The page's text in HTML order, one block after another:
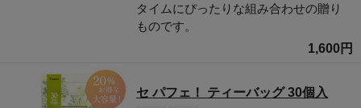
タイムにぴったりな組み合わせの贈り
ものです。
1,600円
セ パフェ！ ティーバッグ 30個入